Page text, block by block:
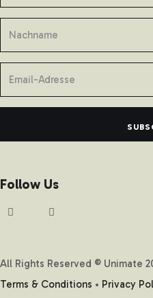
Follow Us
All Rights Reserved © Unimate
Terms & Conditions • Privacy